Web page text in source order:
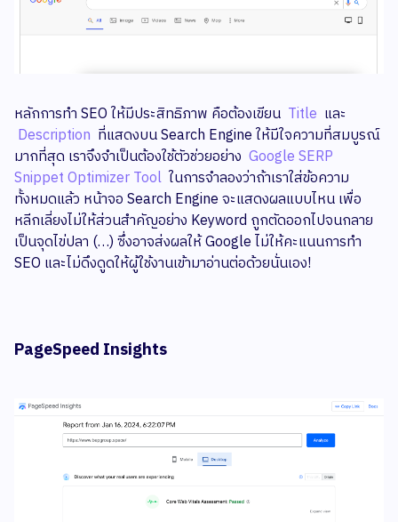
หลักการทำ SEO ให้มีประสิทธิภาพ คือต้องเขียน Title และ
Description ที่แสดงบน Search Engine ให้มีใจความที่สมบูรณ์
มากที่สุด เราจึงจำเป็นต้องใช้ตัวช่วยอย่าง Google SERP
Snippet Optimizer Tool ในการจำลองว่าถ้าเราใส่ข้อความ
ทั้งหมดแล้ว หน้าจอ Search Engine จะแสดงผลแบบไหน เพื่อ
หลีกเลี่ยงไม่ให้ส่วนสำคัญอย่าง Keyword ถูกตัดออกไปจนกลาย
เป็นจุดไข่ปลา (…) ซึ่งอาจส่งผลให้ Google ไม่ให้คะแนนการทำ
SEO และไม่ดึงดูดให้ผู้ใช้งานเข้ามาอ่านต่อด้วยนั่นเอง!
PageSpeed Insights